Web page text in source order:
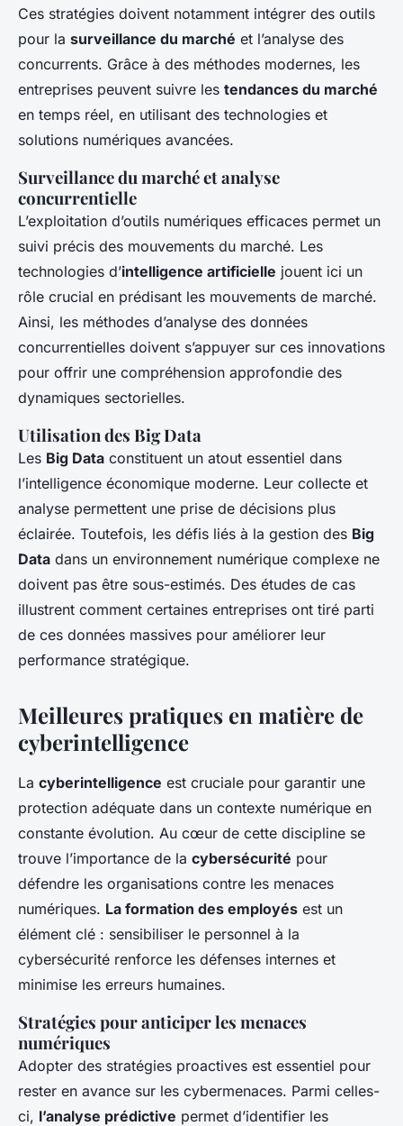
Ces stratégies doivent notamment intégrer des outils
pour la surveillance du marché et l’analyse des
concurrents. Grâce à des méthodes modernes, les
entreprises peuvent suivre les tendances du marché
en temps réel, en utilisant des technologies et
solutions numériques avancées.
Surveillance du marché et analyse
concurrentielle
L’exploitation d’outils numériques efficaces permet un
suivi précis des mouvements du marché. Les
technologies d’intelligence artificielle jouent ici un
rôle crucial en prédisant les mouvements de marché.
Ainsi, les méthodes d’analyse des données
concurrentielles doivent s’appuyer sur ces innovations
pour offrir une compréhension approfondie des
dynamiques sectorielles.
Utilisation des Big Data
Les Big Data constituent un atout essentiel dans
l’intelligence économique moderne. Leur collecte et
analyse permettent une prise de décisions plus
éclairée. Toutefois, les défis liés à la gestion des Big
Data dans un environnement numérique complexe ne
doivent pas être sous-estimés. Des études de cas
illustrent comment certaines entreprises ont tiré parti
de ces données massives pour améliorer leur
performance stratégique.
Meilleures pratiques en matière de
cyberintelligence
La cyberintelligence est cruciale pour garantir une
protection adéquate dans un contexte numérique en
constante évolution. Au cœur de cette discipline se
trouve l’importance de la cybersécurité pour
défendre les organisations contre les menaces
numériques. La formation des employés est un
élément clé : sensibiliser le personnel à la
cybersécurité renforce les défenses internes et
minimise les erreurs humaines.
Stratégies pour anticiper les menaces
numériques
Adopter des stratégies proactives est essentiel pour
rester en avance sur les cybermenaces. Parmi celles-
ci, l’analyse prédictive permet d’identifier les